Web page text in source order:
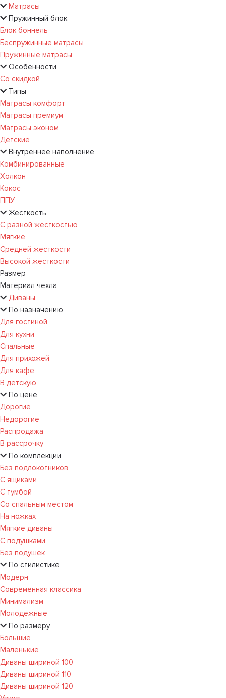
Матрасы
Пружинный блок
Блок боннель
Беспружинные матрасы
Пружинные матрасы
Особенности
Со скидкой
Типы
Матрасы комфорт
Матрасы премиум
Матрасы эконом
Детские
Внутреннее наполнение
Комбинированные
Холкон
Кокос
ППУ
Жесткость
С разной жесткостью
Мягкие
Средней жесткости
Высокой жесткости
Размер
Материал чехла
Диваны
По назначению
Для гостиной
Для кухни
Спальные
Для прихожей
Для кафе
В детскую
По цене
Дорогие
Недорогие
Распродажа
В рассрочку
По комплекции
Без подлокотников
С ящиками
С тумбой
Со спальным местом
На ножках
Мягкие диваны
С подушками
Без подушек
По стилистике
Модерн
Современная классика
Минимализм
Молодежные
По размеру
Большие
Маленькие
Диваны шириной 100
Диваны шириной 110
Диваны шириной 120